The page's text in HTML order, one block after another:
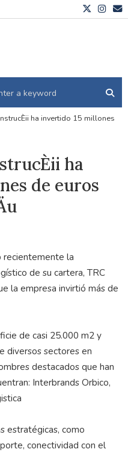
ha invertido 15 millones
ha
de euros
recientemente la
de su cartera, TRC
la empresa invirtió más de
de casi 25.000 m2 y
diversos sectores en
destacados que han
Interbrands Orbico,
estratégicas, como
conectividad con el